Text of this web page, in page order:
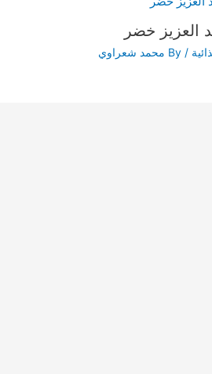
العزيز خضر
/ By محمد شعراوي